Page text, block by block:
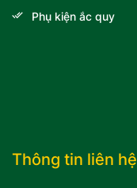
Thông tin liên hệ
Phụ kiện ắc quy